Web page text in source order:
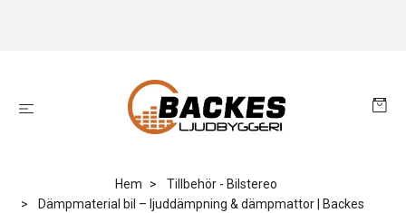
Hem
Tillbehör - Bilstereo
Dämpmaterial bil – ljuddämpning & dämpmattor | Backes